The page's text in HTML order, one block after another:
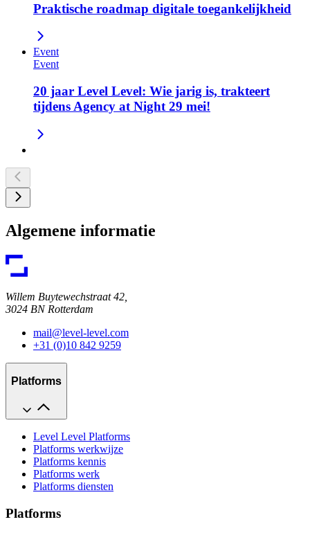
Praktische roadmap digitale toegankelijkheid
Event
Event
20 jaar Level Level: Wie jarig is, trakteert
tijdens Agency at Night 29 mei!
Algemene informatie
Willem Buytewechstraat 42,
3024 BN Rotterdam
mail@level-level.com
+31 (0)10 842 9259
Platforms
Level Level Platforms
Platforms werkwijze
Platforms kennis
Platforms werk
Platforms diensten
Platforms